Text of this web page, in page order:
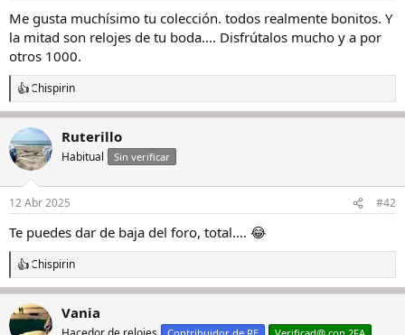
Me gusta muchísimo tu colección. todos realmente bonitos. Y
la mitad son relojes de tu boda.... Disfrútalos mucho y a por
otros 1000.
R
e
a
c
c
i
e
:
Chispirin
Ruterillo
Habitual Sin verificar
12 Abr 2025 #42
Te puedes dar de baja del foro, total…. 😂
R
e
c
Chispirin
Vania